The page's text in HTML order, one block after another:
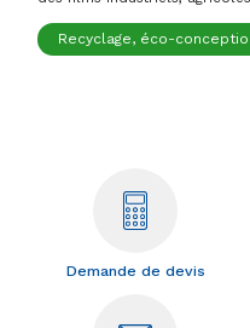
Recyclage, éco-
Demande de devis